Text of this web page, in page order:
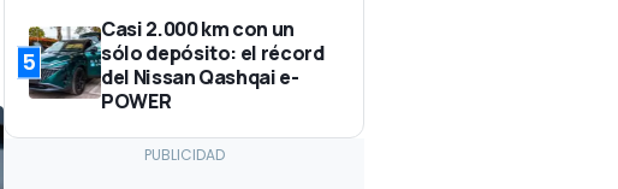
5
Casi 2.000 km con un
sólo depósito: el récord
del Nissan Qashqai e-
POWER